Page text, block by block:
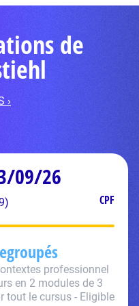
de
›
09/26
CPF
professionnel
en 2 modules de 3
tout le cursus - Eligible